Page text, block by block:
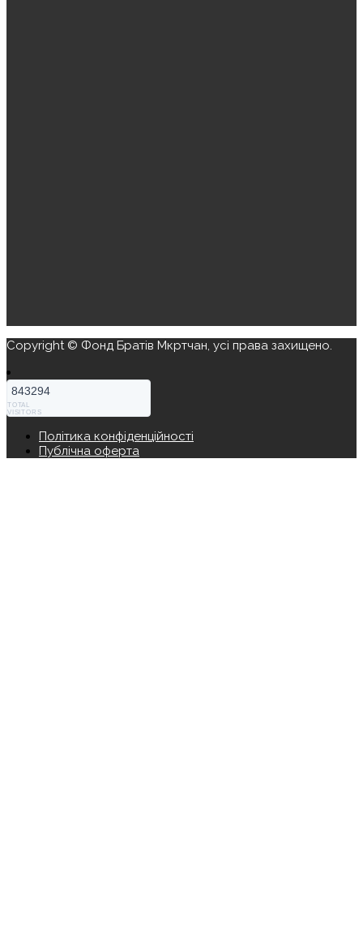
Copyright © Фонд Братів Мкртчан, усі права захищено.
843294
TOTAL
VISITORS
Політика конфіденційності
Публічна оферта